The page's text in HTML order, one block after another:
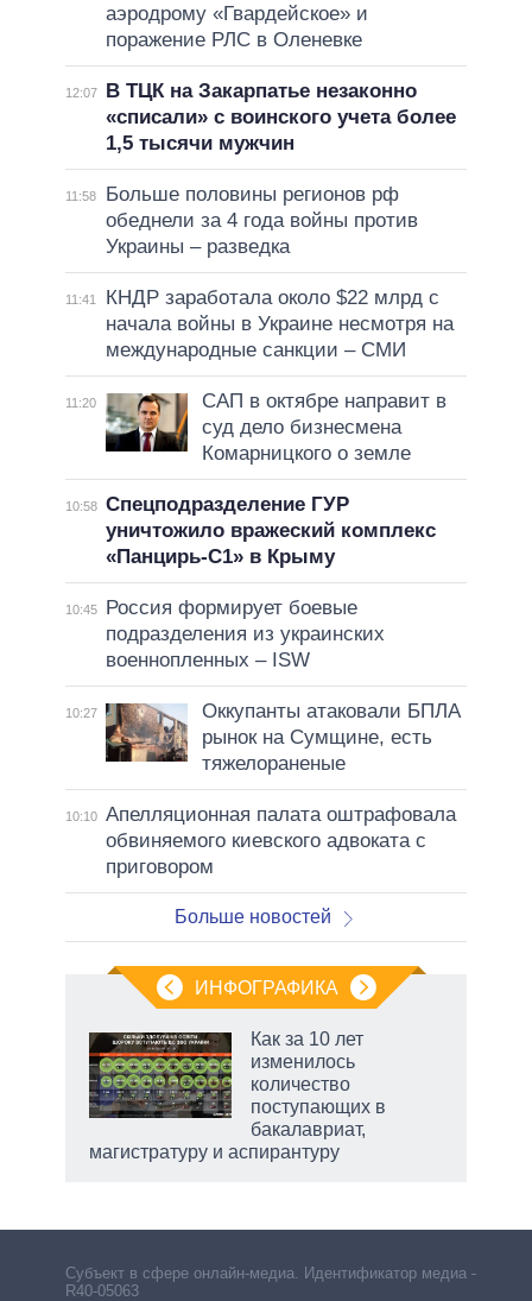
аэродрому «Гвардейское» и
поражение РЛС в Оленевке
12:07
В ТЦК на Закарпатье незаконно
«списали» с воинского учета более
1,5 тысячи мужчин
11:58
Больше половины регионов рф
обеднели за 4 года войны против
Украины – разведка
11:41
КНДР заработала около $22 млрд с
начала войны в Украине несмотря на
международные санкции – СМИ
11:20
САП в октябре направит в
суд дело бизнесмена
Комарницкого о земле
10:58 Спецподразделение ГУР
уничтожило вражеский комплекс
«Панцирь-С1» в Крыму
10:45
Россия формирует боевые
подразделения из украинских
военнопленных – ISW
10:27
Оккупанты атаковали БПЛА
рынок на Сумщине, есть
тяжелораненые
10:10 Апелляционная палата оштрафовала
обвиняемого киевского адвоката с
приговором
Больше новостей
ИНФОГРАФИКА
Как за 10 лет
изменилось
количество
поступающих в
бакалавриат,
магистратуру и аспирантуру
Субъект в сфере онлайн-медиа. Идентификатор медиа –
R40-05063